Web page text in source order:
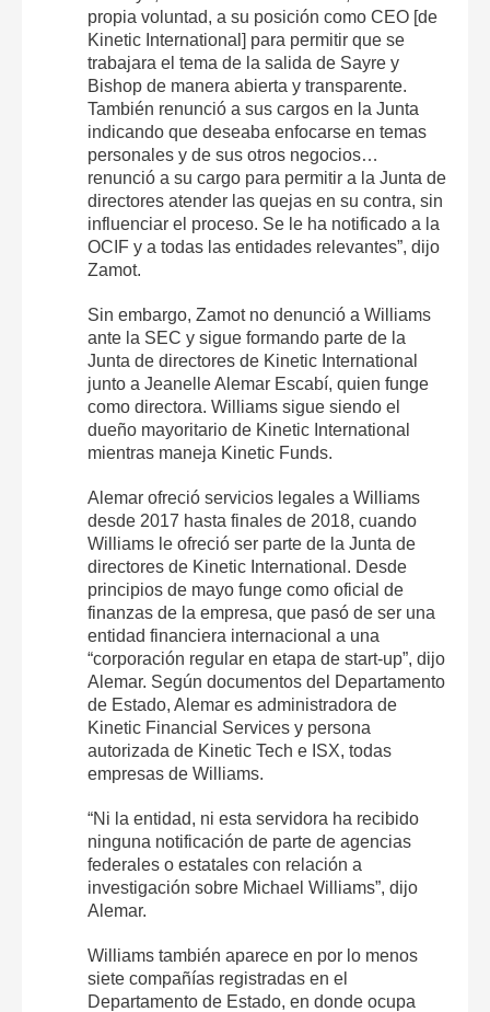
propia voluntad, a su posición como CEO [de
Kinetic International] para permitir que se
trabajara el tema de la salida de Sayre y
Bishop de manera abierta y transparente.
También renunció a sus cargos en la Junta
indicando que deseaba enfocarse en temas
personales y de sus otros negocios…
renunció a su cargo para permitir a la Junta de
directores atender las quejas en su contra, sin
influenciar el proceso. Se le ha notificado a la
OCIF y a todas las entidades relevantes”, dijo
Zamot.
Sin embargo, Zamot no denunció a Williams
ante la SEC y sigue formando parte de la
Junta de directores de Kinetic International
junto a Jeanelle Alemar Escabí, quien funge
como directora. Williams sigue siendo el
dueño mayoritario de Kinetic International
mientras maneja Kinetic Funds.
Alemar ofreció servicios legales a Williams
desde 2017 hasta finales de 2018, cuando
Williams le ofreció ser parte de la Junta de
directores de Kinetic International. Desde
principios de mayo funge como oficial de
finanzas de la empresa, que pasó de ser una
entidad financiera internacional a una
“corporación regular en etapa de start-up”, dijo
Alemar. Según documentos del Departamento
de Estado, Alemar es administradora de
Kinetic Financial Services y persona
autorizada de Kinetic Tech e ISX, todas
empresas de Williams.
“Ni la entidad, ni esta servidora ha recibido
ninguna notificación de parte de agencias
federales o estatales con relación a
investigación sobre Michael Williams”, dijo
Alemar.
Williams también aparece en por lo menos
siete compañías registradas en el
Departamento de Estado, en donde ocupa